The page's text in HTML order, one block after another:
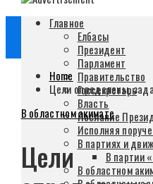
Главное
Елбасы
Президент
Парламент
Правительство
Госсекретарь
Власть
Послание
Исполняя
В партиях и
В партии
В областном
Home
Цели определены,
В областном акимате
Цели